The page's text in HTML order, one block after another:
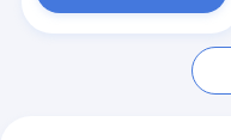
मत्स्य पालन पेडल कयाकी